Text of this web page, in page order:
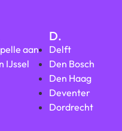
aan
IJssel
D.
Delft
Den Bosch
Den Haag
Deventer
Dordrecht